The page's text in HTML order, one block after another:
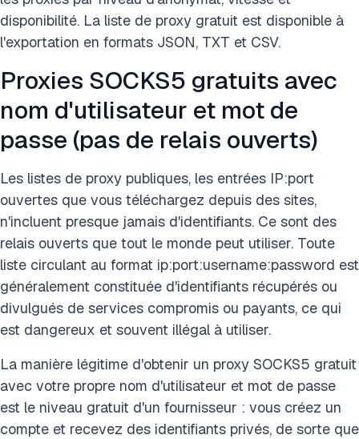
disponibilité. La liste de proxy gratuit est disponible à
l'exportation en formats JSON, TXT et CSV.
Proxies SOCKS5 gratuits avec
nom d'utilisateur et mot de
passe (pas de relais ouverts)
Les listes de proxy publiques, les entrées IP:port
ouvertes que vous téléchargez depuis des sites,
n'incluent presque jamais d'identifiants. Ce sont des
relais ouverts que tout le monde peut utiliser. Toute
liste circulant au format ip:port:username:password est
généralement constituée d'identifiants récupérés ou
divulgués de services compromis ou payants, ce qui
est dangereux et souvent illégal à utiliser.
La manière légitime d'obtenir un proxy SOCKS5 gratuit
avec votre propre nom d'utilisateur et mot de passe
est le niveau gratuit d'un fournisseur : vous créez un
compte et recevez des identifiants privés, de sorte que